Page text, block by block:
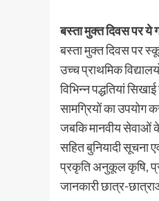
बस्ता मुक्त दिवस पर ये
बस्ता मुक्त दिवस पर
उच्च प्राथमिक
विभिन्न पद्धतियां
सामग्रियों का उपयोग
जबकि मानवीय सेवाओं
सहित बुनियादी सूचना
प्रकृति अनुकूल कृषि,
जानकारी छात्र-